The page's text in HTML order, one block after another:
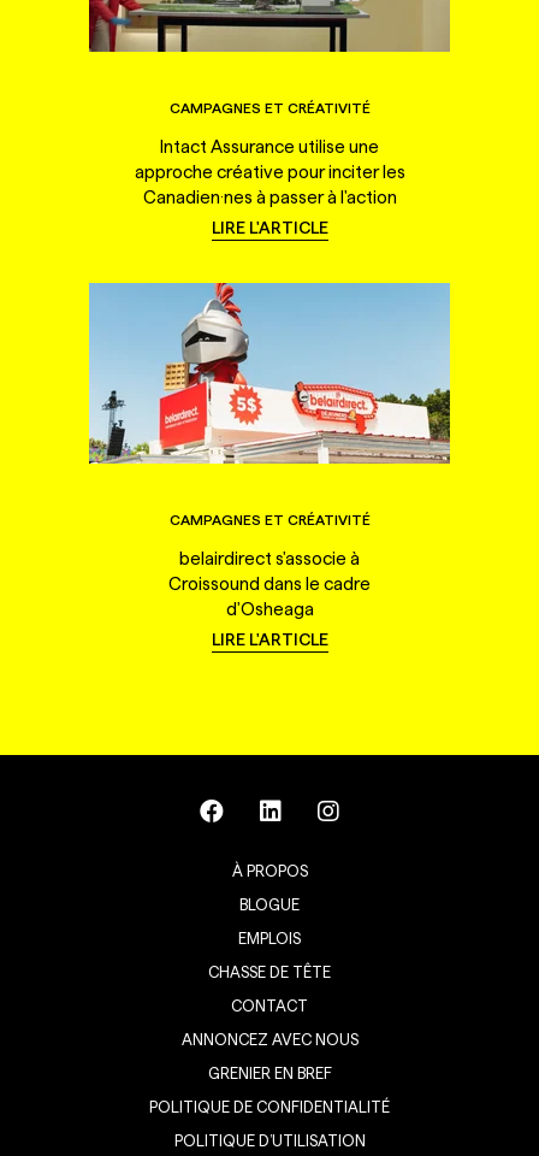
CAMPAGNES ET CRÉATIVITÉ
Intact Assurance utilise une
approche créative pour inciter les
Canadien·nes à passer à l'action
LIRE L'ARTICLE
CAMPAGNES ET CRÉATIVITÉ
belairdirect s'associe à
Croissound dans le cadre
d'Osheaga
LIRE L'ARTICLE
À PROPOS
BLOGUE
EMPLOIS
CHASSE DE TÊTE
CONTACT
ANNONCEZ AVEC NOUS
GRENIER EN BREF
POLITIQUE DE CONFIDENTIALITÉ
POLITIQUE D’UTILISATION